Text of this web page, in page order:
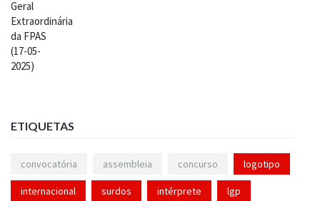
ETIQUETAS
convocatória assembleia concurso logotipo
internacional surdos intérprete lgp